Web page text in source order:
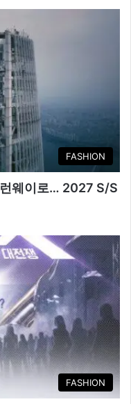
FASHION
웨이로… 2027 S/S
FASHION